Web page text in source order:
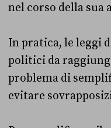
nel corso della sua
In pratica, le leggi
politici da
problema di
evitare